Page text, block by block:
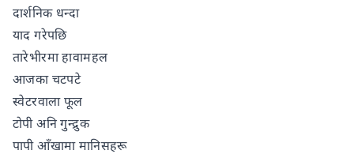
दार्शनिक धन्दा
याद गरेपछि
तारेभीरमा हावामहल
आजका चटपटे
स्वेटरवाला फूल
टोपी अनि गुन्द्रुक
पापी आँखामा मानिसहरू